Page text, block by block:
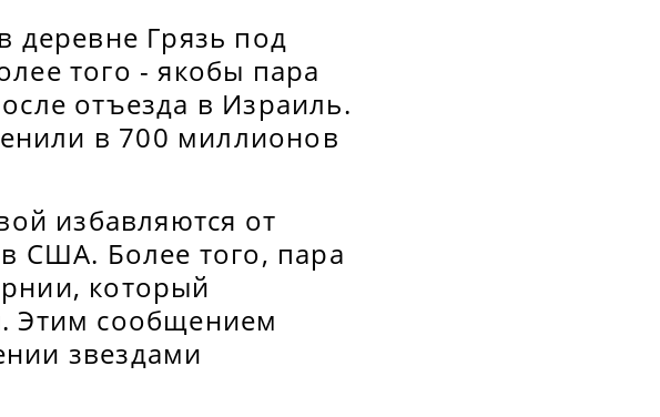
деревне Грязь под
того - якобы пара
отъезда в Израиль.
в 700 миллионов
избавляются от
США. Более того, пара
который
Этим сообщением
звездами